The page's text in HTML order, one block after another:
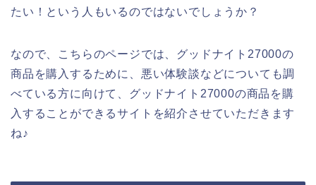
たい！という人もいるのではないでしょうか？
なので、こちらのページでは、グッドナイト27000の
商品を購入するために、悪い体験談などについても調
べている方に向けて、グッドナイト27000の商品を購
入することができるサイトを紹介させていただきます
ね♪